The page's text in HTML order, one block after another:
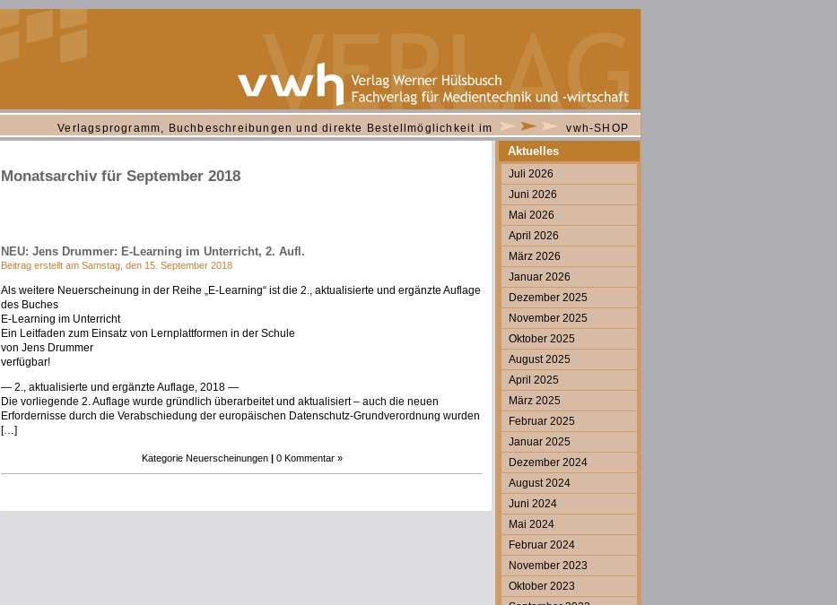
Verlagsprogramm, Buchbeschreibungen und direkte Bestellmöglichkeit im vwh-SHOP
Monatsarchiv für September 2018
NEU: Jens Drummer: E-Learning im Unterricht, 2. Aufl.
Beitrag erstellt am Samstag, den 15. September 2018
Als weitere Neuerscheinung in der Reihe „E-Learning“ ist die 2., aktualisierte und ergänzte Auflage
des Buches
E-Learning im Unterricht
Ein Leitfaden zum Einsatz von Lernplattformen in der Schule
von Jens Drummer
verfügbar!
— 2., aktualisierte und ergänzte Auflage, 2018 —
Die vorliegende 2. Auflage wurde gründlich überarbeitet und aktualisiert – auch die neuen
Erfordernisse durch die Verabschiedung der europäischen Datenschutz-Grundverordnung wurden
[…]
Kategorie Neuerscheinungen | 0 Kommentar »
Aktuelles
Juli 2026
Juni 2026
Mai 2026
April 2026
März 2026
Januar 2026
Dezember 2025
November 2025
Oktober 2025
August 2025
April 2025
März 2025
Februar 2025
Januar 2025
Dezember 2024
August 2024
Juni 2024
Mai 2024
Februar 2024
November 2023
Oktober 2023